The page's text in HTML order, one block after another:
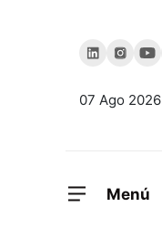
07 Ago 2026
Menú